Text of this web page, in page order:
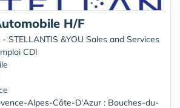
H/F
- STELLANTIS &YOU Sales and Services
CDI
Alpes-Côte-D'Azur : Bouches-du-